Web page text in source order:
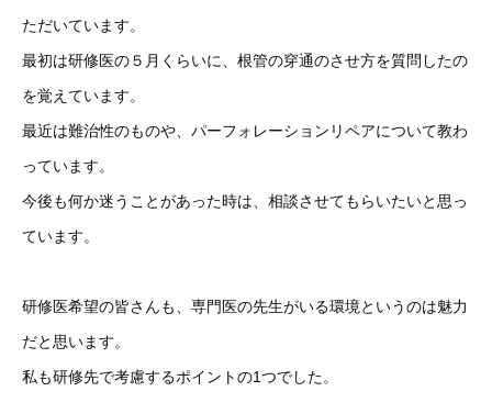
ただいています。
最初は研修医の５月くらいに、根管の穿通のさせ方を質問したの
を覚えています。
最近は難治性のものや、パーフォレーションリペアについて教わ
っています。
今後も何か迷うことがあった時は、相談させてもらいたいと思っ
ています。
研修医希望の皆さんも、専門医の先生がいる環境というのは魅力
だと思います。
私も研修先で考慮するポイントの1つでした。